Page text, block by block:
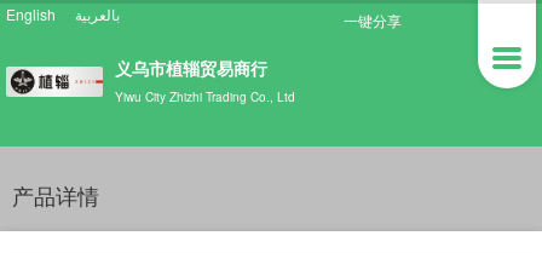
English 一键分享
义乌市植辎贸易商行
Yiwu City Zhizhi Trading Co., Ltd
产品详情